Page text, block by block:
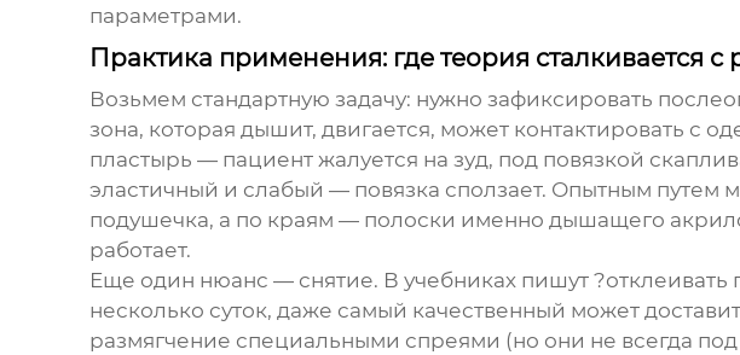
параметрами.
Практика применения: где теория сталкивается с
Возьмем стандартную задачу: нужно зафиксировать
зона, которая дышит, двигается, может контактировать
пластырь — пациент жалуется на зуд, под повязкой
эластичный и слабый — повязка сползает. Опытным путем
подушечка, а по краям — полоски именно дышащего
работает.
Еще один нюанс — снятие. В учебниках пишут
несколько суток, даже самый качественный может
размягчение специальными спреями (но они не всегда